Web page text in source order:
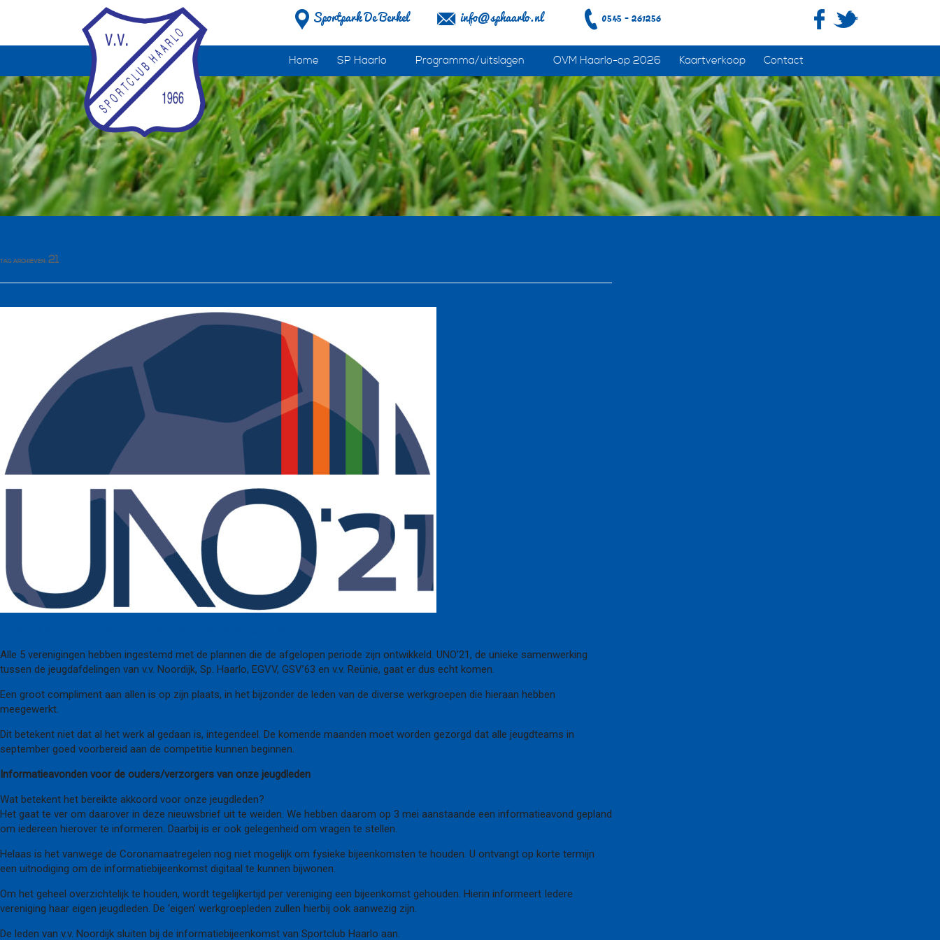
Sportpark De Berkel info@sphaarlo.nl 0545 - 261256
Home SP Haarlo Programma/uitslagen OVM Haarlo-op 2026 Kaartverkoop Contact
TAG ARCHIEVEN: 21
Alle 5 verenigingen hebben ingestemd met de plannen die de afgelopen periode zijn ontwikkeld. UNO’21, de unieke samenwerking
tussen de jeugdafdelingen van v.v. Noordijk, Sp. Haarlo, EGVV, GSV’63 en v.v. Reünie, gaat er dus echt komen.
Een groot compliment aan allen is op zijn plaats, in het bijzonder de leden van de diverse werkgroepen die hieraan hebben
meegewerkt.
Dit betekent niet dat al het werk al gedaan is, integendeel. De komende maanden moet worden gezorgd dat alle jeugdteams in
september goed voorbereid aan de competitie kunnen beginnen.
Informatieavonden voor de ouders/verzorgers van onze jeugdleden
Wat betekent het bereikte akkoord voor onze jeugdleden?
Het gaat te ver om daarover in deze nieuwsbrief uit te weiden. We hebben daarom op 3 mei aanstaande een informatieavond gepland
om iedereen hierover te informeren. Daarbij is er ook gelegenheid om vragen te stellen.
Helaas is het vanwege de Coronamaatregelen nog niet mogelijk om fysieke bijeenkomsten te houden. U ontvangt op korte termijn
een uitnodiging om de informatiebijeenkomst digitaal te kunnen bijwonen.
Om het geheel overzichtelijk te houden, wordt tegelijkertijd per vereniging een bijeenkomst gehouden. Hierin informeert Iedere
vereniging haar eigen jeugdleden. De ‘eigen’ werkgroepleden zullen hierbij ook aanwezig zijn.
De leden van v.v. Noordijk sluiten bij de informatiebijeenkomst van Sportclub Haarlo aan.